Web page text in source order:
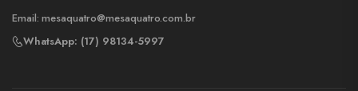
Email: mesaquatro@mesaquatro.com.br
WhatsApp: (17) 98134-5997